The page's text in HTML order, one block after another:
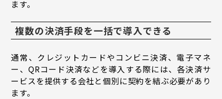
ます。
複数の決済手段を一括で導入できる
通常、クレジットカードやコンビニ決済、電子マネ
ー、QRコード決済などを導入する際には、各決済サ
ービスを提供する会社と個別に契約を結ぶ必要があり
ます。